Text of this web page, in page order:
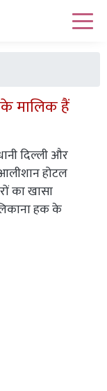
मालिक हैं
दिल्ली और
होटल
का खासा
हक के